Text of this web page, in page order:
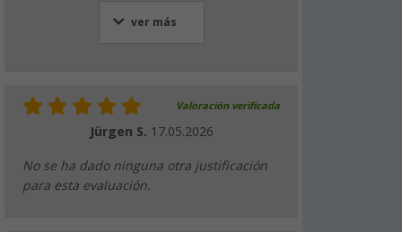
ver más
Valoración verificada
Jürgen S. 17.05.2026
No se ha dado ninguna otra justificación
para esta evaluación.